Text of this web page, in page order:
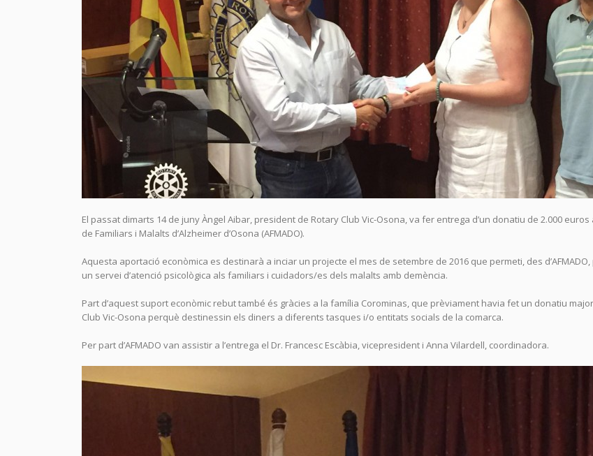
El passat dimarts 14 de juny Àngel Aibar, president de Rotary Club Vic-Osona, va fer entrega d’un donatiu de 2.000 euros
de Familiars i Malalts d’Alzheimer d’Osona (AFMADO).
Aquesta aportació econòmica es destinarà a inciar un projecte el mes de setembre de 2016 que permeti, des
un servei d’atenció psicològica als familiars i cuidadors/es dels malalts amb demència.
Part d’aquest suport econòmic rebut també és gràcies a la família Corominas, que prèviament havia fet un donatiu
Club Vic-Osona perquè destinessin els diners a diferents tasques i/o entitats socials de la comarca.
Per part d’AFMADO van assistir a l’entrega el Dr. Francesc Escàbia, vicepresident i Anna Vilardell, coordinadora.